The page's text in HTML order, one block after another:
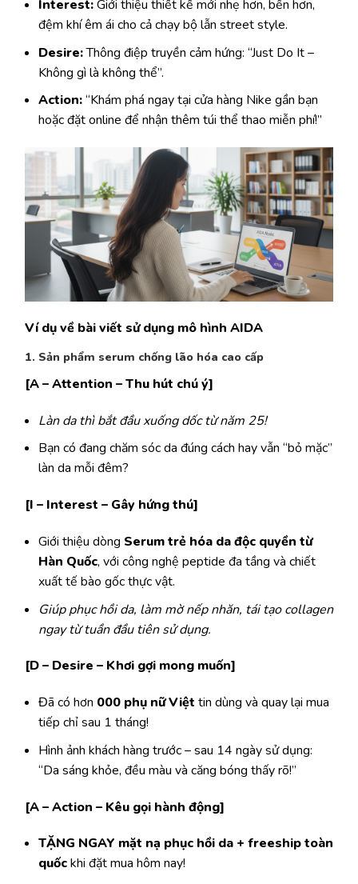
Interest:Giới thiệu thiết kế mới nhẹ hơn, bền hơn,
đệm khí êm ái cho cả chạy bộ lẫn street style.
Desire:Thông điệp truyền cảm hứng: “Just Do It –
Không gì là không thể”.
Action:“Khám phá ngay tại cửa hàng Nike gần bạn
hoặc đặt online để nhận thêm túi thể thao miễn phí!”
Ví dụ về bài viết sử dụng mô hình AIDA
1. Sản phẩm serum chống lão hóa cao cấp
[A – Attention – Thu hút chú ý]
Làn da thì bắt đầu xuống dốc từ năm 25!
Bạn có đang chăm sóc da đúng cách hay vẫn “bỏ mặc”
làn da mỗi đêm?
[I – Interest – Gây hứng thú]
Giới thiệu dòng Serum trẻ hóa da độc quyền từ
Hàn Quốc, với công nghệ peptide đa tầng và chiết
xuất tế bào gốc thực vật.
Giúp phục hồi da, làm mờ nếp nhăn, tái tạo collagen
ngay từ tuần đầu tiên sử dụng.
[D – Desire – Khơi gợi mong muốn]
Đã có hơn 000 phụ nữ Việt tin dùng và quay lại mua
tiếp chỉ sau 1 tháng!
Hình ảnh khách hàng trước – sau 14 ngày sử dụng:
“Da sáng khỏe, đều màu và căng bóng thấy rõ!”
[A – Action – Kêu gọi hành động]
TẶNG NGAY mặt nạ phục hồi da + freeship toàn
quốckhi đặt mua hôm nay!